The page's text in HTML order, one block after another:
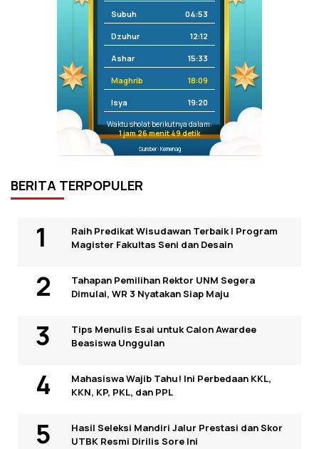
Subuh 04:53
Dzuhur 12:12
Ashar 15:33
Maghrib 18:09
Isya 19:20
Waktu sholat berikutnya dalam:
1 jam 26 menit 49 detik
Sumber: Kemenag
BERITA TERPOPULER
Raih Predikat Wisudawan Terbaik I Program
Magister Fakultas Seni dan Desain
Tahapan Pemilihan Rektor UNM Segera
Dimulai, WR 3 Nyatakan Siap Maju
Tips Menulis Esai untuk Calon Awardee
Beasiswa Unggulan
Mahasiswa Wajib Tahu! Ini Perbedaan KKL,
KKN, KP, PKL, dan PPL
Hasil Seleksi Mandiri Jalur Prestasi dan Skor
UTBK Resmi Dirilis Sore Ini